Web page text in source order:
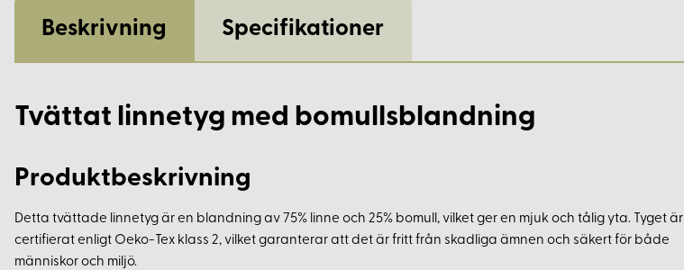
Beskrivning Specifikationer
Tvättat linnetyg med bomullsblandning
Produktbeskrivning
Detta tvättade linnetyg är en blandning av 75% linne och 25% bomull, vilket ger en mjuk och tålig yta. Tyget är
certifierat enligt Oeko-Tex klass 2, vilket garanterar att det är fritt från skadliga ämnen och säkert för både
människor och miljö.